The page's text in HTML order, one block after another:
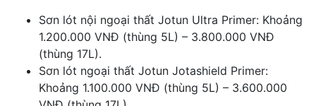
Sơn lót nội ngoại thất Jotun Ultra Primer: Khoảng
1.200.000 VNĐ (thùng 5L) – 3.800.000 VNĐ
(thùng 17L).
Sơn lót ngoại thất Jotun Jotashield Primer:
Khoảng 1.100.000 VNĐ (thùng 5L) – 3.600.000